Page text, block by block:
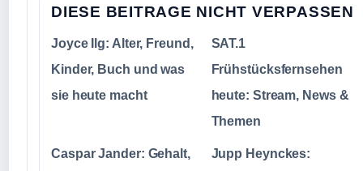
DIESE BEITRAGE NICHT VERPASSEN
Joyce Ilg: Alter, Freund,
Kinder, Buch und was
sie heute macht
SAT.1
Frühstücksfernsehen
heute: Stream, News &
Themen
Caspar Jander: Gehalt,
Jupp Heynckes: